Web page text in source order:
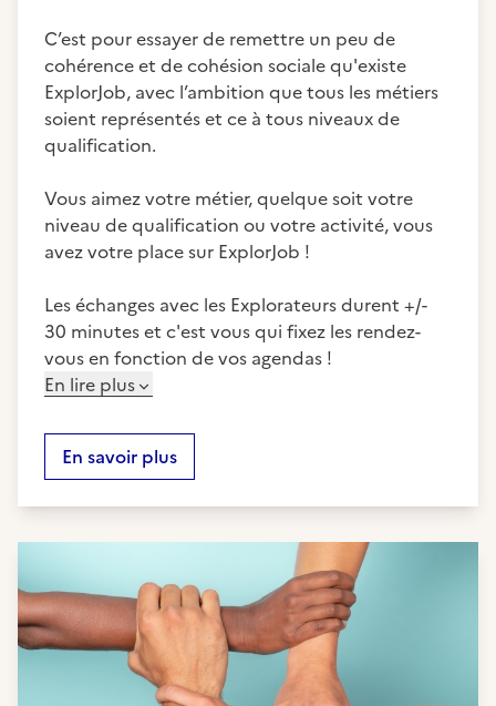
C’est pour essayer de remettre un peu de
cohérence et de cohésion sociale qu'existe
ExplorJob, avec l’ambition que tous les métiers
soient représentés et ce à tous niveaux de
qualification.
Vous aimez votre métier, quelque soit votre
niveau de qualification ou votre activité, vous
avez votre place sur ExplorJob !
Les échanges avec les Explorateurs durent +/-
30 minutes et c'est vous qui fixez les rendez-
vous en fonction de vos agendas !
En lire plus
En savoir plus